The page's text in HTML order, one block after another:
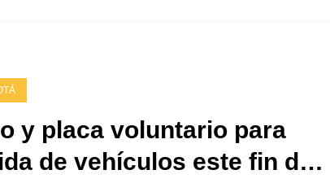
y placa voluntario para
de vehículos este fin de